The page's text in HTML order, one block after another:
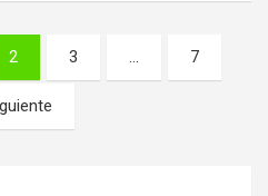
2 3 … 7